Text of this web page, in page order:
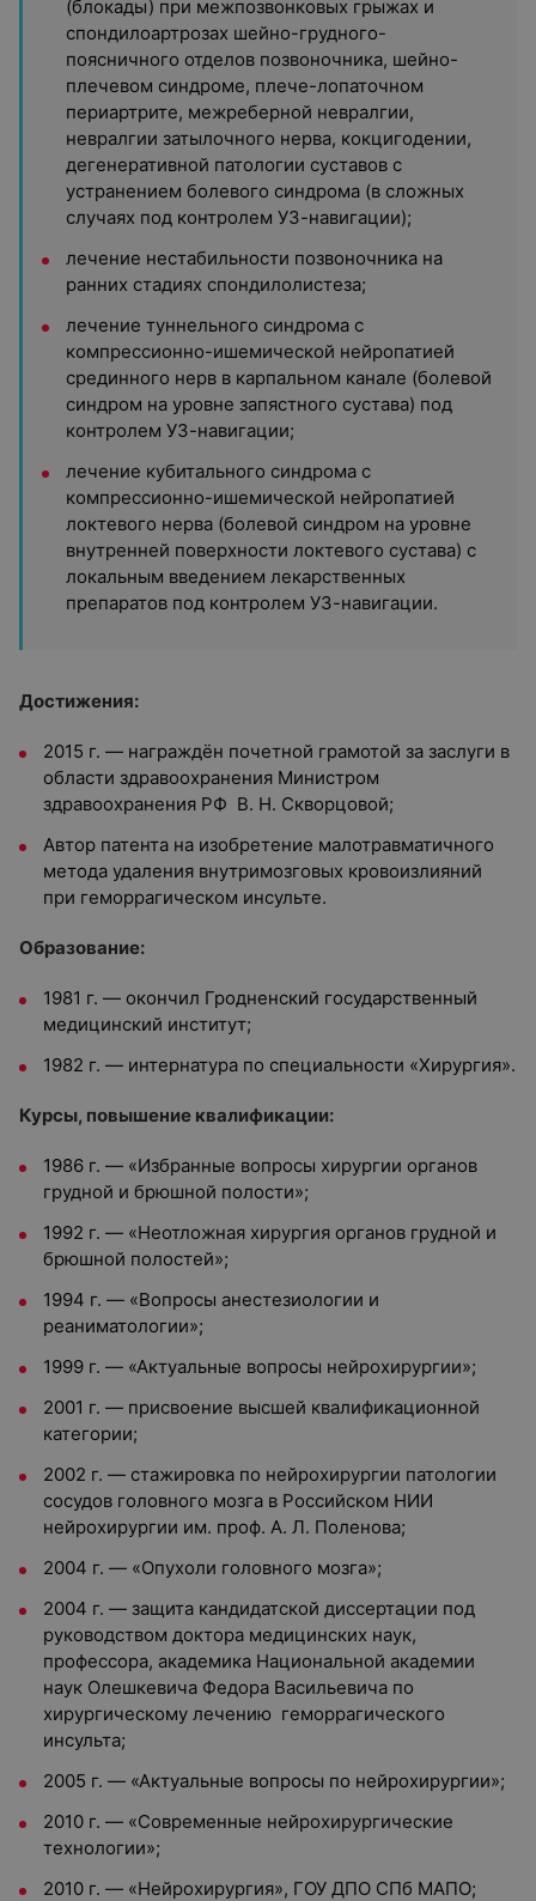
(блокады) при межпозвонковых грыжах и
спондилоартрозах шейно-грудного-
поясничного отделов позвоночника, шейно-
плечевом синдроме, плече-лопаточном
периартрите, межреберной невралгии,
невралгии затылочного нерва, кокцигодении,
дегенеративной патологии суставов с
устранением болевого синдрома (в сложных
случаях под контролем УЗ-навигации);
лечение нестабильности позвоночника на
ранних стадиях спондилолистеза;
лечение туннельного синдрома с
компрессионно-ишемической нейропатией
срединного нерв в карпальном канале (болевой
синдром на уровне запястного сустава) под
контролем УЗ-навигации;
лечение кубитального синдрома с
компрессионно-ишемической нейропатией
локтевого нерва (болевой синдром на уровне
внутренней поверхности локтевого сустава) с
локальным введением лекарственных
препаратов под контролем УЗ-навигации.
Достижения:
2015 г. — награждён почетной грамотой за заслуги в
области здравоохранения Министром
здравоохранения РФ В. Н. Скворцовой;
Автор патента на изобретение малотравматичного
метода удаления внутримозговых кровоизлияний
при геморрагическом инсульте.
Образование:
1981 г. — окончил Гродненский государственный
медицинский институт;
1982 г. — интернатура по специальности «Хирургия».
Курсы, повышение квалификации:
1986 г. — «Избранные вопросы хирургии органов
грудной и брюшной полости»;
1992 г. — «Неотложная хирургия органов грудной и
брюшной полостей»;
1994 г. — «Вопросы анестезиологии и
реаниматологии»;
1999 г. — «Актуальные вопросы нейрохирургии»;
2001 г. — присвоение высшей квалификационной
категории;
2002 г. — стажировка по нейрохирургии патологии
сосудов головного мозга в Российском НИИ
нейрохирургии им. проф. А. Л. Поленова;
2004 г. — «Опухоли головного мозга»;
2004 г. — защита кандидатской диссертации под
руководством доктора медицинских наук,
профессора, академика Национальной академии
наук Олешкевича Федора Васильевича по
хирургическому лечению геморрагического
инсульта;
2005 г. — «Актуальные вопросы по нейрохирургии»;
2010 г. — «Современные нейрохирургические
технологии»;
2010 г. — «Нейрохирургия», ГОУ ДПО СПб МАПО;